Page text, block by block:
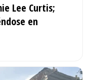
Lee Curtis;
en